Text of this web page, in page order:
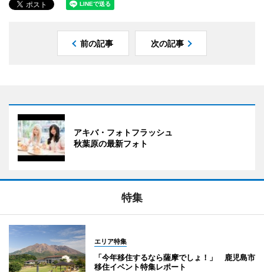
前の記事 次の記事
アキバ・フォトフラッシュ
秋葉原の最新フォト
特集
エリア特集
「今年移住するなら薩摩でしょ！」 鹿児島市
移住イベント特集レポート